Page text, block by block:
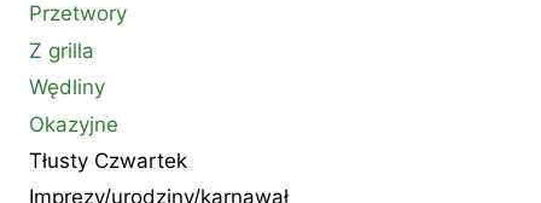
Przetwory
Z grilla
Wędliny
Okazyjne
Tłusty Czwartek
Imprezy/urodziny/karnawał